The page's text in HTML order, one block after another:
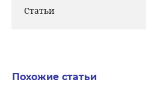
Статьи
Похожие статьи